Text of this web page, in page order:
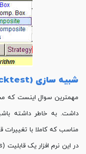
شبیه سازی (
مهمترین سوال اینست که
داشت. به خاطر داشته
مناسب که کاملا با تغییرات